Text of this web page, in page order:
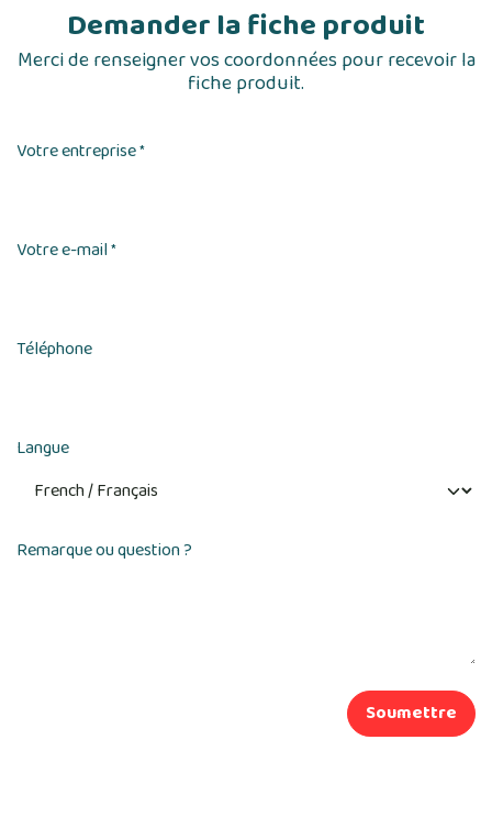
Demander la fiche produit
Merci de renseigner vos coordonnées pour recevoir la
fiche produit.
Votre entreprise*
Votre e-mail*
Téléphone
Langue
Remarque ou question ?
Soumettre